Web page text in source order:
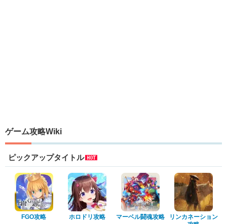
ゲーム攻略Wiki
ピックアップタイトル
FGO攻略 ホロドリ攻略 マーベル闘魂攻略
リンカネーション